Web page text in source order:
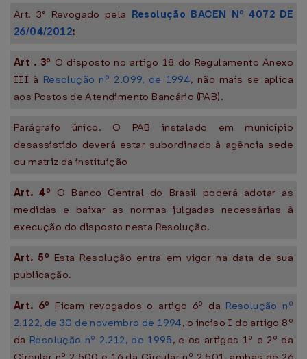
Art. 3° Revogado pela Resolução BACEN Nº 4072 DE
26/04/2012:
Art . 3º O disposto no artigo 18 do Regulamento Anexo
III à Resolução nº 2.099, de 1994, não mais se aplica
aos Postos de Atendimento Bancário (PAB).
Parágrafo único. O PAB instalado em município
desassistido deverá estar subordinado à agência sede
ou matriz da instituição
Art. 4º O Banco Central do Brasil poderá adotar as
medidas e baixar as normas julgadas necessárias à
execução do disposto nesta Resolução.
Art. 5º Esta Resolução entra em vigor na data de sua
publicação.
Art. 6º Ficam revogados o artigo 6º da Resolução nº
2.122, de 30 de novembro de 1994, o inciso I do artigo 8º
da Resolução nº 2.212, de 1995, e os artigos 1º e 2º da